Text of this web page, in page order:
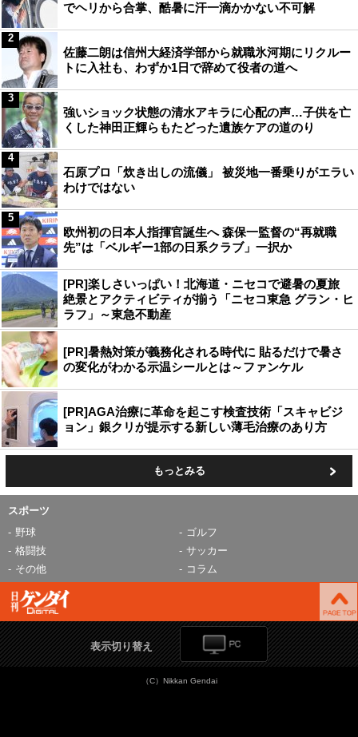
でヘリから合掌、酷暑に汗一滴かかない不可解
佐藤二朗は信州大経済学部から就職氷河期にリクルー
トに入社も、わずか1日で辞めて役者の道へ
2
強いショック状態の清水アキラに心配の声…子供を亡
くした神田正輝らもたどった遺族ケアの道のり
3
石原プロ「炊き出しの流儀」 被災地一番乗りがエラい
わけではない
4
欧州初の日本人指揮官誕生へ 森保一監督の“再就職
先”は「ベルギー1部の日系クラブ」一択か
5
[PR]楽しさいっぱい！北海道・ニセコで避暑の夏旅
絶景とアクティビティが揃う「ニセコ東急 グラン・ヒ
ラフ」～東急不動産
[PR]暑熱対策が義務化される時代に 貼るだけで暑さ
の変化がわかる示温シールとは～ファンケル
[PR]AGA治療に革命を起こす検査技術「スキャビジ
ョン」銀クリが提示する新しい薄毛治療のあり方
もっとみる
スポーツ
野球
ゴルフ
格闘技
サッカー
その他
コラム
表示切り替え
（C）Nikkan Gendai